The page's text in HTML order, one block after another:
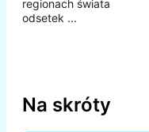
regionach świata
odsetek ...
Na skróty